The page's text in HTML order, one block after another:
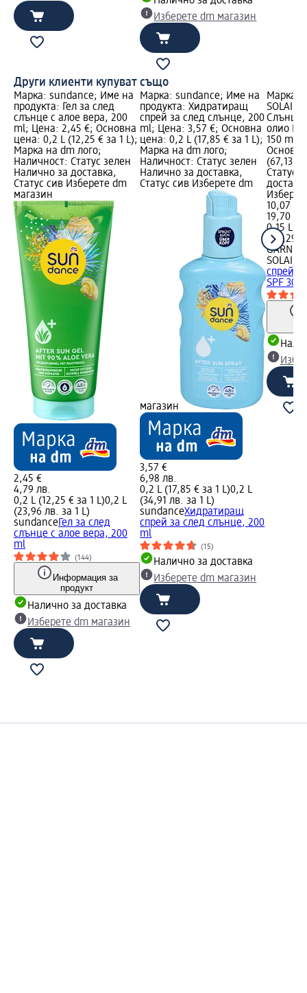
Изберете dm магазин
Други клиенти купуват също
Марка: sundance; Име на
продукта: Гел за след
слънце с алое вера, 200
ml; Цена: 2,45 €; Основна
цена: 0,2 L (12,25 € за 1 L);
Марка на dm лого;
Наличност: Статус зелен
Налично за доставка,
Статус сив Изберете dm
магазин
2,45 €
4,79 лв.
0,2 L (12,25 € за 1 L)0,2 L
(23,96 лв. за 1 L)
sundanceГел за след
слънце с алое вера, 200
ml
(144)
Информация за
продукт
Налично за доставка
Изберете dm магазин
Марка: sundance; Име на
продукта: Хидратиращ
спрей за след слънце, 200
ml; Цена: 3,57 €; Основна
цена: 0,2 L (17,85 € за 1 L);
Марка на dm лого;
Наличност: Статус зелен
Налично за доставка,
Статус сив Изберете dm
магазин
3,57 €
6,98 лв.
0,2 L (17,85 € за 1 L)0,2 L
(34,91 лв. за 1 L)
sundanceХидратиращ
спрей за след слънце, 200
ml
(15)
Налично за доставка
Изберете dm магазин
Марка:
олио
150 ml;
(67,13 €
Статус
10,07 €
19,70 лв.
0,15 L
(131,29
SOLAIRE
спрей
SPF 30,